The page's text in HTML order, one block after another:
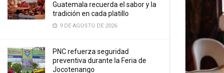
Guatemala recuerda el sabor y la
tradición en cada platillo
9 DE AGOSTO DE 2026
PNC refuerza seguridad
preventiva durante la Feria de
Jocotenango